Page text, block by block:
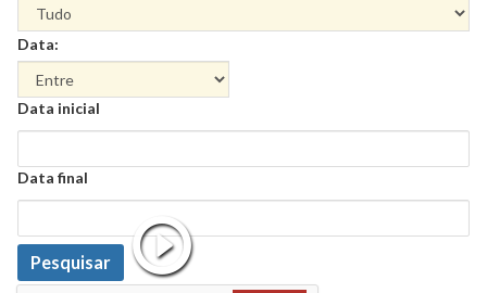
Data:
Data
Data inicial
Data
Data final
Data
Pesquisar